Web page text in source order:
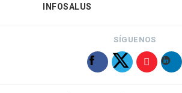
INFOSALUS
SÍGUENOS